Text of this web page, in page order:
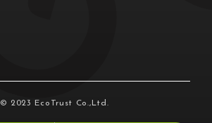
© 2023 EcoTrust Co.,Ltd.